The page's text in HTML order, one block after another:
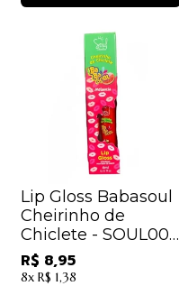
Lip Gloss Babasoul
Cheirinho de
Chiclete - SOUL009
- Melancia
R$ 8,95
8x R$ 1,38